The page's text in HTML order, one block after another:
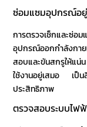
ซ่อมแซมอุปกรณ์อ
การตรวจเช็กและ
อุปกรณ์ออกกำลังกาย
สอบและขันสกรูให้แน่
ใช้งานอยู่เสมอ เป็นสิ่
ประสิทธิภาพ
ตรวจสอบระบบไฟ